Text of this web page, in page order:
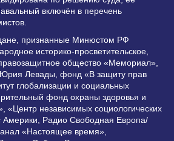
включён в перечень
признанные Минюстом РФ
историко-просветительское,
общество «Мемориал»,
Юрия Левады, фонд «В защиту прав
глобализации и социальных
фонд охраны здоровья и
«Центр независимых социологических
Америки, Радио Свободная Европа/
«Настоящее время»,